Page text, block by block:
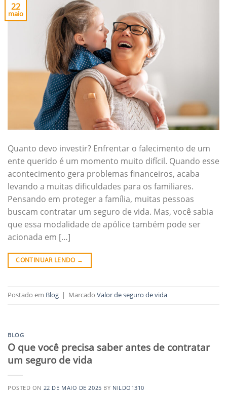
22
maio
Quanto devo investir? Enfrentar o falecimento de um
ente querido é um momento muito difícil. Quando esse
acontecimento gera problemas financeiros, acaba
levando a muitas dificuldades para os familiares.
Pensando em proteger a família, muitas pessoas
buscam contratar um seguro de vida. Mas, você sabia
que essa modalidade de apólice também pode ser
acionada em […]
CONTINUAR LENDO →
Postado em Blog | Marcado Valor de seguro de vida
BLOG
O que você precisa saber antes de contratar
um seguro de vida
POSTED ON 22 DE MAIO DE 2025 BY NILDO1310